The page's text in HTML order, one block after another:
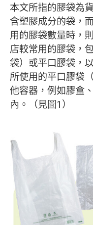
本文所指的膠袋為
含塑膠成分的袋，
用的膠袋數量時，
店較常用的膠袋，
袋）或平口膠袋，
所使用的平口膠袋
他容器，例如膠盒
內。（見圖1）